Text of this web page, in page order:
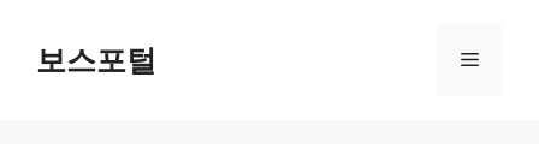
보스포털 메